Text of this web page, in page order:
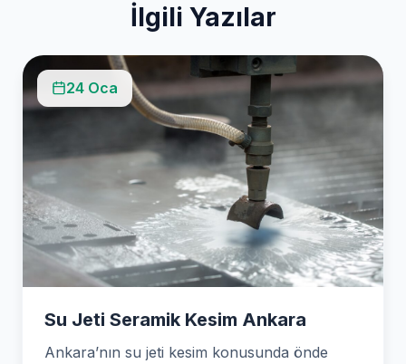
İlgili Yazılar
24 Oca
Su Jeti Seramik Kesim Ankara
Ankara’nın su jeti kesim konusunda önde